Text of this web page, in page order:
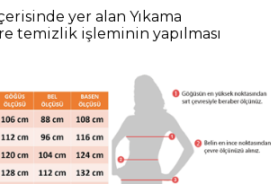
yer alan Yıkama
temizlik işleminin yapılması